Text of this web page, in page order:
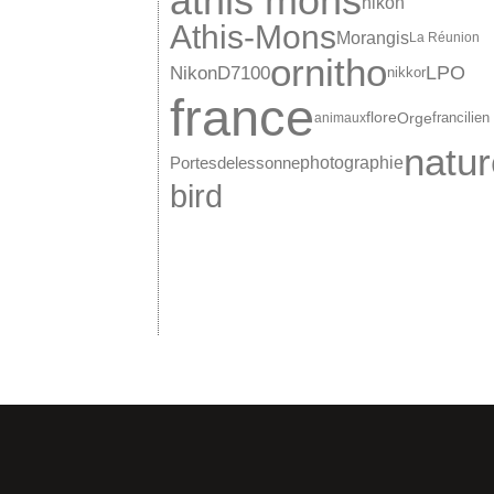
Athis-MonsMorangisLa Réunion
NikonD7100ornithonikkorLPO
franceanimauxfloreOrgefrancilien
Portesdelessonnephotographie
bird